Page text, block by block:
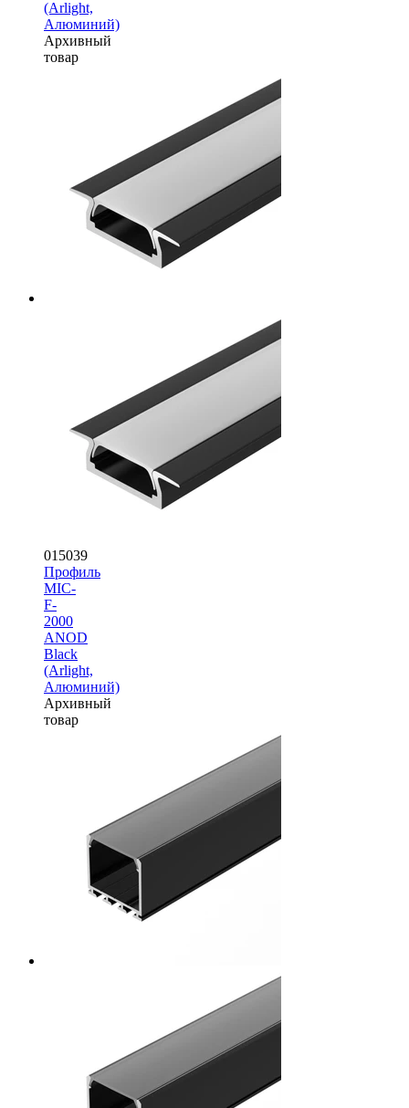
(Arlight,
Алюминий)
Архивный
товар
015039
Профиль
MIC-
F-
2000
ANOD
Black
(Arlight,
Алюминий)
Архивный
товар